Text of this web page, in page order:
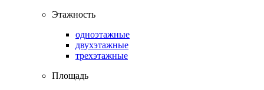
Этажность
одноэтажные
двухэтажные
трехэтажные
Площадь